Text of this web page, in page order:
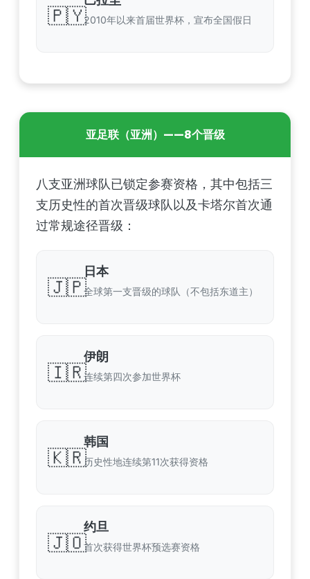
🇵🇾2010年以来首届世界杯，宣布全国假日
亚足联（亚洲）——8个晋级
八支亚洲球队已锁定参赛资格，其中包括三
支历史性的首次晋级球队以及卡塔尔首次通
过常规途径晋级：
🇯🇵
日本
全球第一支晋级的球队（不包括东道主）
🇮🇷
伊朗
连续第四次参加世界杯
🇰🇷
韩国
历史性地连续第11次获得资格
🇯🇴
约旦
首次获得世界杯预选赛资格